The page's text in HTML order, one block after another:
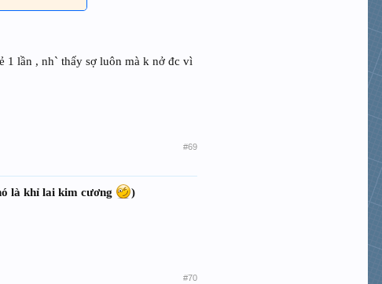
1 lần , nh` thấy sợ luôn mà k nở đc vì
#69
là khỉ lai kim cương )
#70